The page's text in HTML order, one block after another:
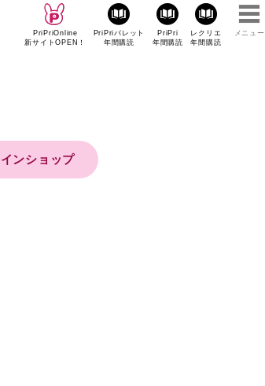
PriPriOnline
新サイトOPEN！
PriPriパレット
年間購読
PriPri
年間購読
レクリエ
年間購読
メニュー
ンショップ